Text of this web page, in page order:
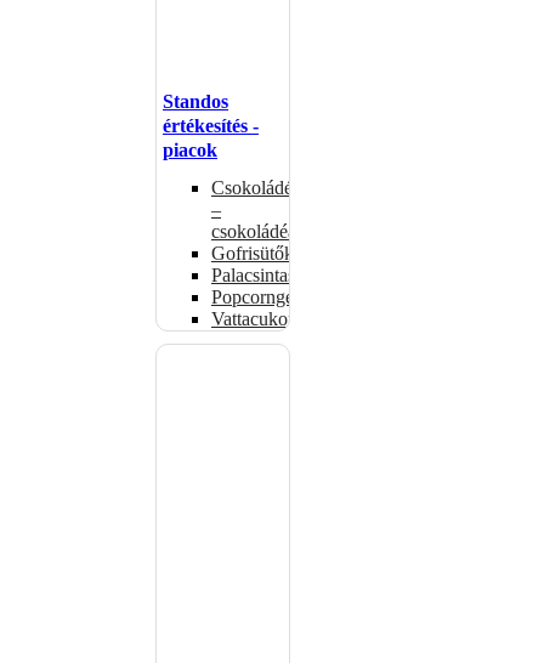
Standos
értékesítés -
piacok
Csokoládémelegítők
–
csokoládéadagolók
Gofrisütők
Palacsintasütők
Popcorngépek
Vattacukorgép